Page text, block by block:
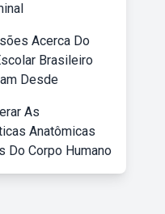
Acerca Do
Brasileiro
Desde
As
Anatômicas
Do Corpo Humano